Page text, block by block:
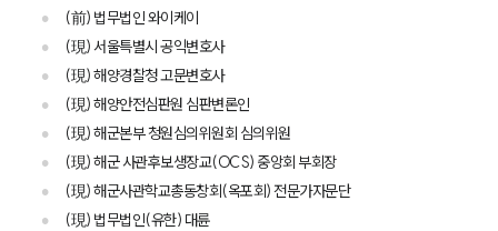
(前) 법무법인 와이케이
(現) 서울특별시 공익변호사
(現) 해양경찰청 고문변호사
(現) 해양안전심판원 심판변론인
(現) 해군본부 청원심의위원회 심의위원
(現) 해군 사관후보생장교(OCS) 중앙회 부회장
(現) 해군사관학교총동창회(옥포회) 전문가자문단
(現) 법무법인(유한) 대륜